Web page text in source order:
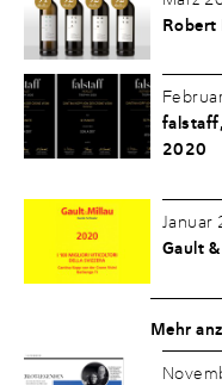
Robert
2020
Januar
Gault
Mehr